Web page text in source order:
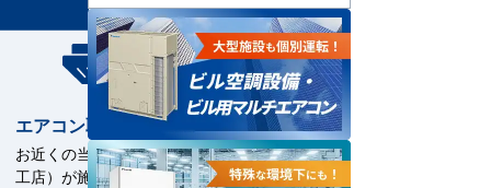
STEP7
エアコン取付工事
お近くの当社指定工事店（直
工店）が施工いたします。